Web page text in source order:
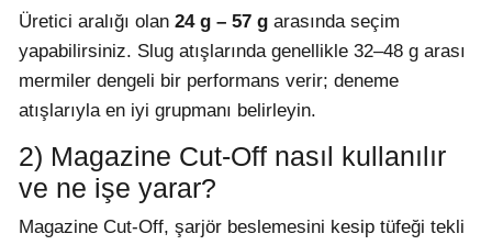
Üretici aralığı olan 24 g – 57 garasında seçim
yapabilirsiniz. Slug atışlarında genellikle 32–48 g arası
mermiler dengeli bir performans verir; deneme
atışlarıyla en iyi grupmanı belirleyin.
2) Magazine Cut-Off nasıl kullanılır
ve ne işe yarar?
Magazine Cut-Off, şarjör beslemesini kesip tüfeği tekli